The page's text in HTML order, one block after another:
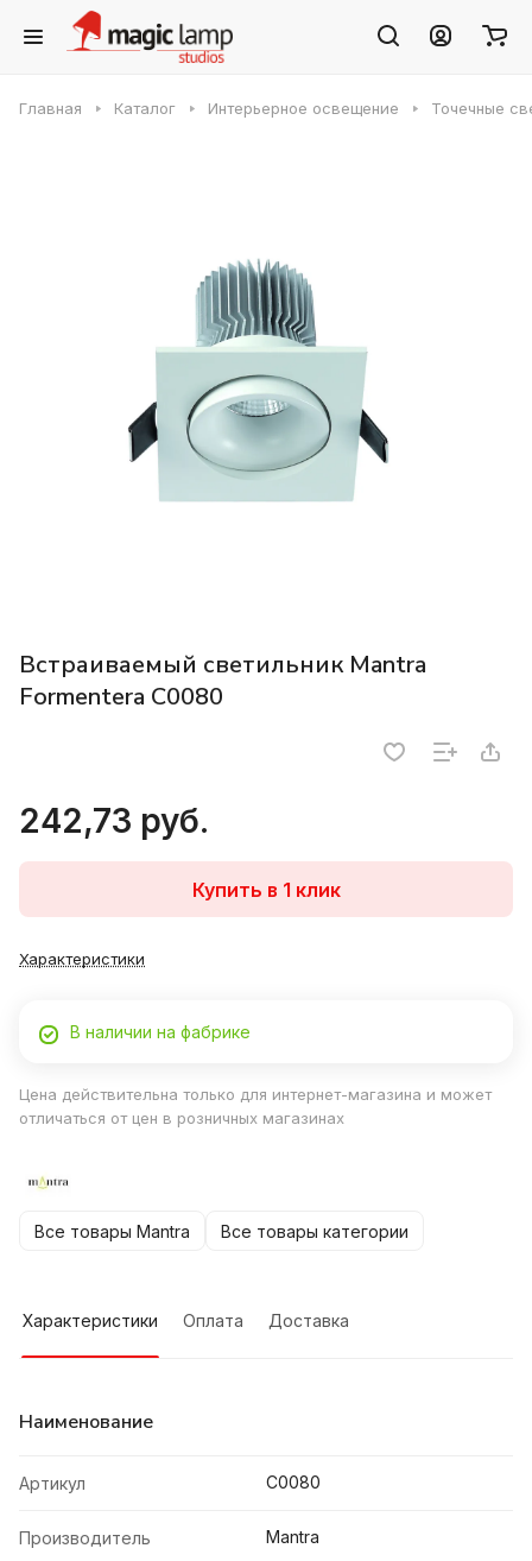
Главная Каталог Интерьерное освещение Точечные
Встраиваемый светильник Mantra
Formentera C0080
242,73 руб.
Купить в 1 клик
Характеристики
В наличии на фабрике
Цена действительна только для интернет-магазина и может
отличаться от цен в розничных магазинах
Все товары Mantra Все товары категории
Характеристики Оплата Доставка
Наименование
Артикул C0080
Производитель Mantra